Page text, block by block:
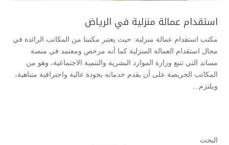
استقدام عمالة منزلية في الرياض
مكتب استقدام عمالة منزلية: حيث يعتبر مكتبنا من المكاتب الرائدة في
مجال استقدام العمالة المنزلية كما أنه مرخص ومعتمد في منصة
مساند التي تتبع وزارة الموارد البشرية والتنمية الاجتماعية، وهو من
المكاتب الحريصة على أن يقدم خدماته بجودة عالية واحترافية متناهية،
ويلتزم...
البحث